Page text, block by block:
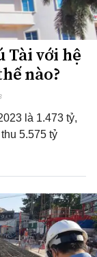
Tài với hệ
nào?
là 1.473 tỷ,
5.575 tỷ